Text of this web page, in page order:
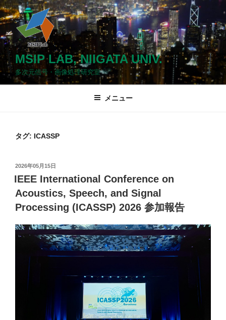
コ
ン
テ
ン
ツ
へ
MSIP LAB, NIIGATA UNIV.
多次元信号・画像処理研究室
メニュー
タグ: ICASSP
投
稿
日:
2026年05月15日
IEEE International Conference on
Acoustics, Speech, and Signal
Processing (ICASSP) 2026 参加報告